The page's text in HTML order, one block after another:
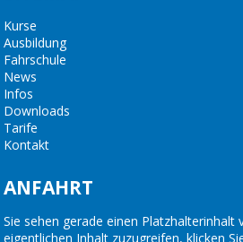
Kurse
Ausbildung
Fahrschule
News
Infos
Downloads
Tarife
Kontakt
ANFAHRT
Sie sehen gerade einen Platzhalterinhalt
eigentlichen Inhalt zuzugreifen, klicken